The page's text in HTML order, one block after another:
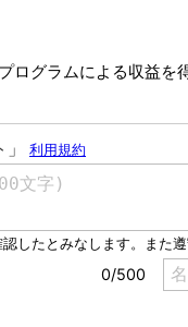
ログラムによる収益を